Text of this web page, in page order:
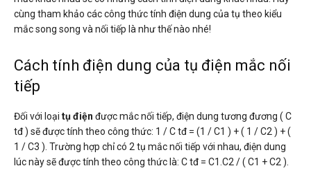
cùng tham khảo các công thức tính điện dung của tụ theo kiểu
mắc song song và nối tiếp là như thế nào nhé!
Cách tính điện dung của tụ điện mắc nối
tiếp
Đối với loại tụ điện được mắc nối tiếp, điện dung tương đương ( C
tđ ) sẽ được tính theo công thức: 1 / C tđ = (1 / C1 ) + ( 1 / C2 ) + (
1 / C3 ). Trường hợp chỉ có 2 tụ mắc nối tiếp với nhau, điện dung
lúc này sẽ được tính theo công thức là: C tđ = C1.C2 / ( C1 + C2 ).